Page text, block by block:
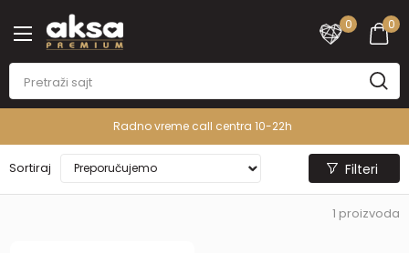
0
0
Radno vreme call centra 10-22h
Sortiraj Filteri
1 proizvoda